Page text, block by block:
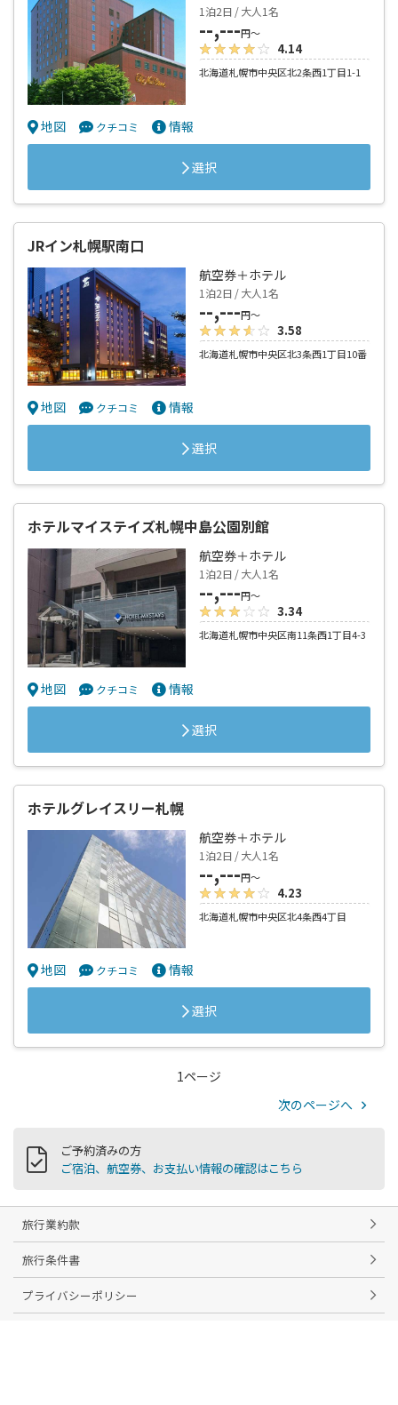
1泊2日 / 大人1名
--,---円～
4.14
北海道札幌市中央区北2条西1丁目1-1
地図 クチコミ 情報
選択
JRイン札幌駅南口
航空券＋ホテル
1泊2日 / 大人1名
--,---円～
3.58
北海道札幌市中央区北3条西1丁目10番
地図 クチコミ 情報
選択
ホテルマイステイズ札幌中島公園別館
航空券＋ホテル
1泊2日 / 大人1名
--,---円～
3.34
北海道札幌市中央区南11条西1丁目4-3
地図 クチコミ 情報
選択
ホテルグレイスリー札幌
航空券＋ホテル
1泊2日 / 大人1名
--,---円～
4.23
北海道札幌市中央区北4条西4丁目
地図 クチコミ 情報
選択
1ページ
次のページへ
ご予約済みの方
ご宿泊、航空券、お支払い情報の確認はこちら
旅行業約款
旅行条件書
プライバシーポリシー